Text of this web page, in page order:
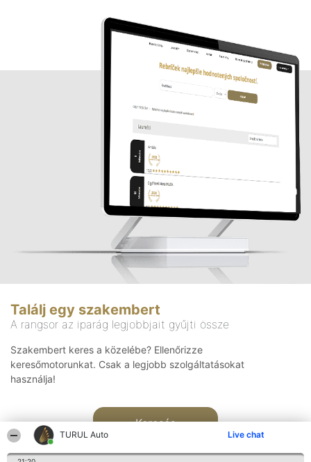
TURUL Auto Live chat
Találj egy szakembert
A rangsor az iparág legjobbjait gyűjti össze
Szakembert keres a közelébe? Ellenőrizze
keresőmotorunkat. Csak a legjobb szolgáltatásokat
használja!
Keresés